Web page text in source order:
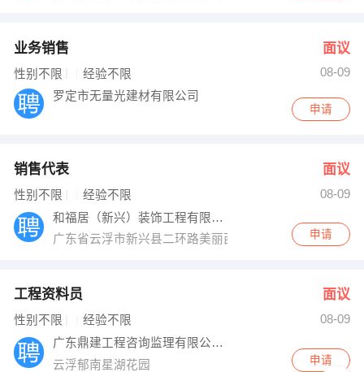
业务销售 面议
性别不限 经验不限
08-09
罗定市无量光建材有限公司
申请
销售代表 面议
性别不限 经验不限
08-09
和福居（新兴）装饰工程有限公司
广东省云浮市新兴县二环路美丽西河28-30铺
申请
工程资料员 面议
性别不限 经验不限
08-09
广东鼎建工程咨询监理有限公司新兴分公司
云浮郁南星湖花园
申请